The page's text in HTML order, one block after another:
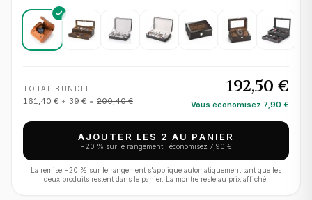
TOTAL BUNDLE
161,40 € + 39 € = 200,40 €
192,50 €
Vous économisez 7,90 €
AJOUTER LES 2 AU PANIER
−20 % sur le rangement : économisez 7,90 €
La remise −20 % sur le rangement s'applique automatiquement tant que les
deux produits restent dans le panier. La montre reste au prix affiché.